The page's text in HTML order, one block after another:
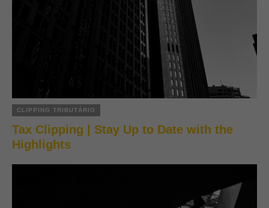
CLIPPING TRIBUTÁRIO
Tax Clipping | Stay Up to Date with the
Highlights